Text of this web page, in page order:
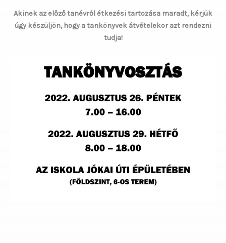
Akinek az előző tanévről étkezési tartozása maradt, kérjük
úgy készüljön, hogy a tankönyvek átvételekor azt rendezni
tudja!